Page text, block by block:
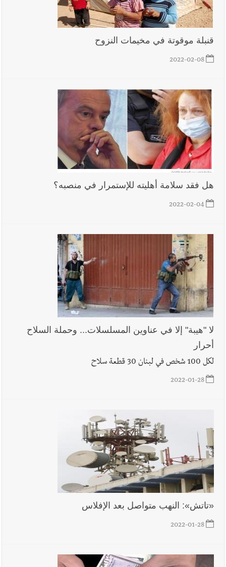
قنبلة موقوتة في مخيمات النزوح
2022-02-08
هل فقد سلامة أهليته للإستمرار في منصبه؟
2022-02-04
لا "هيبة" إلا في عناوين المسلسلات... وحملة السلاح
أحرار
لكل 100 شخص في لبنان 30 قطعة سلاح
2022-01-28
«تاتش»: النهب متواصل بعد الإفلاس
2022-01-28